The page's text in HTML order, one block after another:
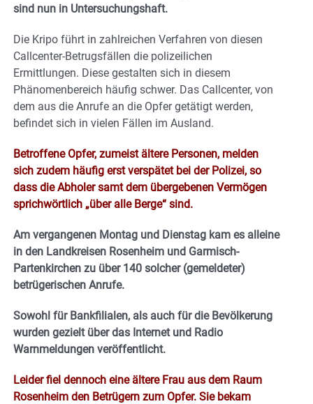
sind nun in Untersuchungshaft.
Die Kripo führt in zahlreichen Verfahren von diesen
Callcenter-Betrugsfällen die polizeilichen
Ermittlungen. Diese gestalten sich in diesem
Phänomenbereich häufig schwer. Das Callcenter, von
dem aus die Anrufe an die Opfer getätigt werden,
befindet sich in vielen Fällen im Ausland.
Betroffene Opfer, zumeist ältere Personen, melden
sich zudem häufig erst verspätet bei der Polizei, so
dass die Abholer samt dem übergebenen Vermögen
sprichwörtlich „über alle Berge“ sind.
Am vergangenen Montag und Dienstag kam es alleine
in den Landkreisen Rosenheim und Garmisch-
Partenkirchen zu über 140 solcher (gemeldeter)
betrügerischen Anrufe.
Sowohl für Bankfilialen, als auch für die Bevölkerung
wurden gezielt über das Internet und Radio
Warnmeldungen veröffentlicht.
Leider fiel dennoch eine ältere Frau aus dem Raum
Rosenheim den Betrügern zum Opfer. Sie bekam